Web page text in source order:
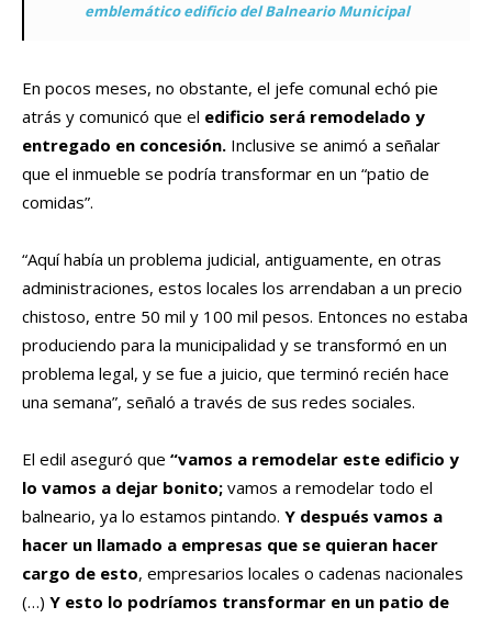
emblemático edificio del Balneario Municipal
En pocos meses, no obstante, el jefe comunal echó pie
atrás y comunicó que el edificio será remodelado y
entregado en concesión. Inclusive se animó a señalar
que el inmueble se podría transformar en un “patio de
comidas”.
“Aquí había un problema judicial, antiguamente, en otras
administraciones, estos locales los arrendaban a un precio
chistoso, entre 50 mil y 100 mil pesos. Entonces no estaba
produciendo para la municipalidad y se transformó en un
problema legal, y se fue a juicio, que terminó recién hace
una semana”, señaló a través de sus redes sociales.
El edil aseguró que “vamos a remodelar este edificio y
lo vamos a dejar bonito; vamos a remodelar todo el
balneario, ya lo estamos pintando. Y después vamos a
hacer un llamado a empresas que se quieran hacer
cargo de esto, empresarios locales o cadenas nacionales
(…) Y esto lo podríamos transformar en un patio de